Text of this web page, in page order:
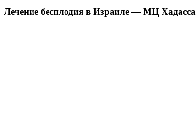
Лечение бесплодия в Израиле — МЦ Хадасса